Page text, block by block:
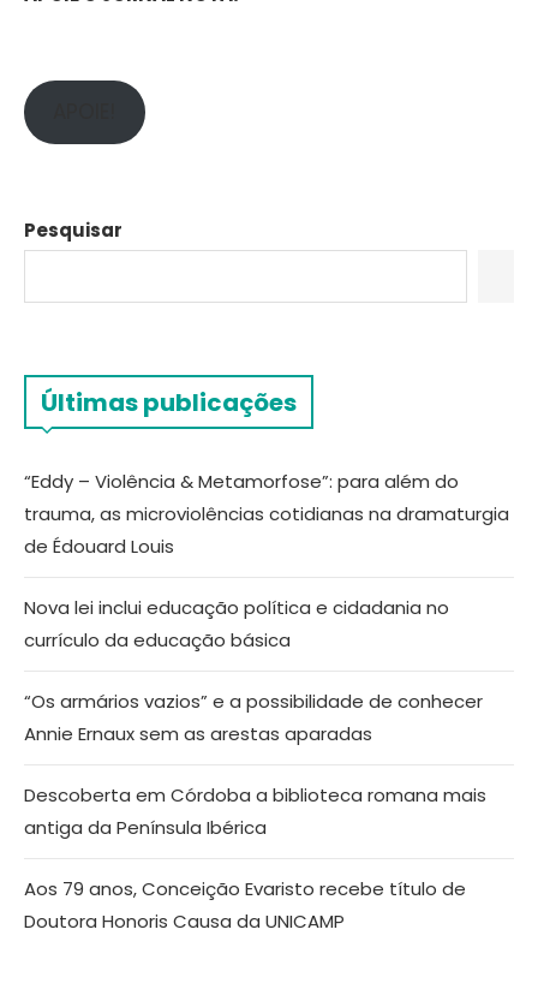
Pesquisar
Últimas publicações
“Eddy – Violência & Metamorfose”: para além do
trauma, as microviolências cotidianas na dramaturgia
de Édouard Louis
Nova lei inclui educação política e cidadania no
currículo da educação básica
“Os armários vazios” e a possibilidade de conhecer
Annie Ernaux sem as arestas aparadas
Descoberta em Córdoba a biblioteca romana mais
antiga da Península Ibérica
Aos 79 anos, Conceição Evaristo recebe título de
Doutora Honoris Causa da UNICAMP